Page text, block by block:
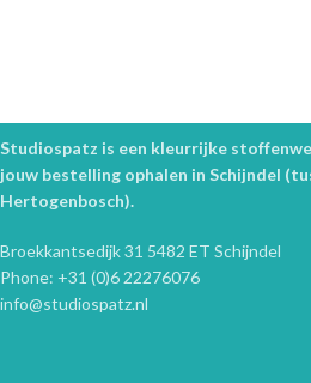
Studiospatz is een kleurrijke
jouw bestelling ophalen in Schijndel
Hertogenbosch).
Broekkantsedijk 31 5482 ET Schijndel
Phone: +31 (0)6 22276076
info@studiospatz.nl